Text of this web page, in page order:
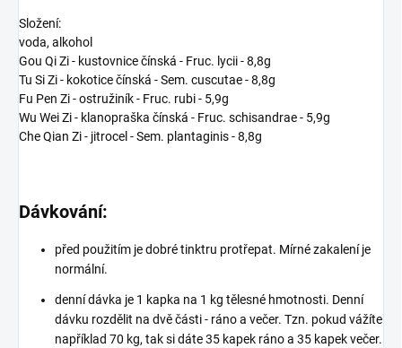
Složení:
voda, alkohol
Gou Qi Zi - kustovnice čínská - Fruc. lycii - 8,8g
Tu Si Zi - kokotice čínská - Sem. cuscutae - 8,8g
Fu Pen Zi - ostružiník - Fruc. rubi - 5,9g
Wu Wei Zi - klanopraška čínská - Fruc. schisandrae - 5,9g
Che Qian Zi - jitrocel - Sem. plantaginis - 8,8g
Dávkování:
před použitím je dobré tinktru protřepat. Mírné zakalení je
normální.
denní dávka je 1 kapka na 1 kg tělesné hmotnosti. Denní
dávku rozdělit na dvě části - ráno a večer. Tzn. pokud vážíte
například 70 kg, tak si dáte 35 kapek ráno a 35 kapek večer.